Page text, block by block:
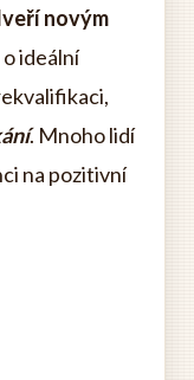
novým
ideální
. Mnoho lidí
na pozitivní